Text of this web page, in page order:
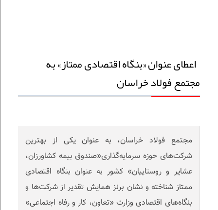
اعطای عنوان «بنگاه اقتصادی ممتاز» به
مجتمع فولاد خراسان
مجتمع فولاد خراسان، به عنوان یکی از بهترین
شرکت‌های حوزه سرمایه‌گذاری«صندوق بیمه کشاورزان،
عشایر و روستاییان» کشور به عنوان بنگاه اقتصادی
ممتاز شناخته و نشان برنز همایش تقدیر از شرکت‌ها و
بنگاه‌های اقتصادی وزارت «تعاون، کار و رفاه اجتماعی»